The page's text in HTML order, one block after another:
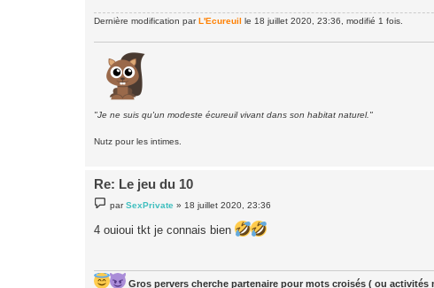
Dernière modification par L'Ecureuil le 18 juillet 2020, 23:36, modifié 1 fois.
"Je ne suis qu'un modeste écureuil vivant dans son habitat naturel."
Nutz pour les intimes.
Re: Le jeu du 10
e
s
parSexPrivate » 18 juillet 2020, 23:36
4 ouioui tkt je connais bien
Gros pervers cherche partenaire pour mots croisés ( ou activités